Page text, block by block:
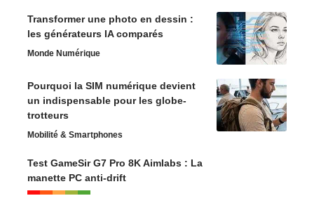
Transformer une photo en dessin :
les générateurs IA comparés
Monde Numérique
Pourquoi la SIM numérique devient
un indispensable pour les globe-
trotteurs
Mobilité & Smartphones
Test GameSir G7 Pro 8K Aimlabs : La
manette PC anti-drift